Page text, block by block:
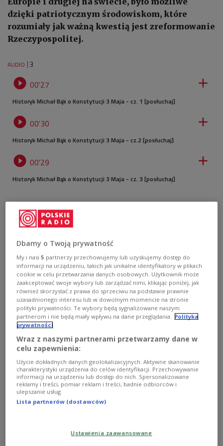
dzięki patriotycznym środowiskom, które
rozumiały jak ważną kwestią jest zreformowanie
Rzeczypospolitej.
AUDIO 3
 00'27 
Historyk Michał Bąk o Konstytucji 3 Maja - cz. 1 [posłuchaj]
 00'30 
Historyk Michał Bąk o Konstytucji 3 Maja - cz.2 [posłuchaj]
 00'29 
Historyk Michał Bąk o Konstytucji 3 Maja - cz. 3 [posłuchaj]
Kazimierz Wojniakowski, Uchwalenie Konstytucji 3 Maja, 1806, Muzeum
Narodowe w Warszawie Foto: domena publiczna/CC0
3 maja 1791 r. w Warszawie Sejm Czteroletni
uchwalił ustawę zasadniczą, drugą na świecie, po
konstytucji Stanów Zjednoczonych, i pierwszą w
Europie spisaną ustawą zasadniczą. Jej twórcy
inspirowali się myślą polityczną i społeczną
amerykańską z 1787 roku.
Dbamy o Twoją prywatność
My i nasi5 partnerzy przechowujemy lub uzyskujemy dostęp do
informacji na urządzeniu, takich jak unikalne identyfikatory w plikach
cookie w celu przetwarzania danych osobowych. Użytkownik może
zaakceptować swoje wybory lub zarządzać nimi, klikając poniżej, jak
również skorzystać z prawa do sprzeciwu na podstawie prawnie
uzasadnionego interesu lub w dowolnym momencie na stronie
polityki prywatności. Te wybory będą sygnalizowane naszym
partnerom i nie będą miały wpływu na dane przeglądania. Polityka
prywatności
Wraz z naszymi partnerami przetwarzamy dane w
celu zapewnienia:
Użycie dokładnych danych geolokalizacyjnych. Aktywne skanowanie
charakterystyki urządzenia do celów identyfikacji. Przechowywanie
informacji na urządzeniu lub dostęp do nich. Spersonalizowane
reklamy i treści, pomiar reklam i treści, badnie odbiorców i
ulepszanie usług.
Lista partnerów (dostawców)
Ustawienia zaawansowane